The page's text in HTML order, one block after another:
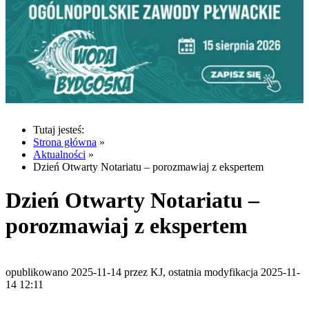
Tutaj jesteś:
Strona główna »
Aktualności »
Dzień Otwarty Notariatu – porozmawiaj z ekspertem
Dzień Otwarty Notariatu –
porozmawiaj z ekspertem
opublikowano 2025-11-14 przez KJ, ostatnia modyfikacja 2025-11-
14 12:11